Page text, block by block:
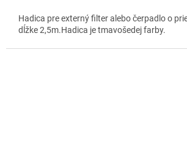
Hadica pre externý filter alebo čerpadlo o
dĺžke 2,5m.Hadica je tmavošedej farby.